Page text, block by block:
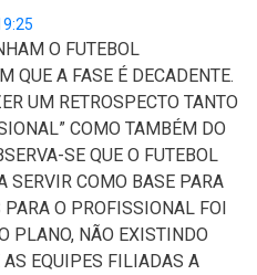
O FUTEBOL
QUE A FASE É DECADENTE.
UM RETROSPECTO TANTO
COMO TAMBÉM DO
SE QUE O FUTEBOL
SERVIR COMO BASE PARA
PARA O PROFISSIONAL FOI
PLANO, NÃO EXISTINDO
EQUIPES FILIADAS A